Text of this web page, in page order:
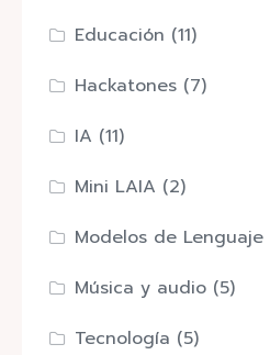
Educación (11)
Hackatones (7)
IA (11)
Mini LAIA (2)
Modelos de Lenguaje
Música y audio (5)
Tecnología (5)